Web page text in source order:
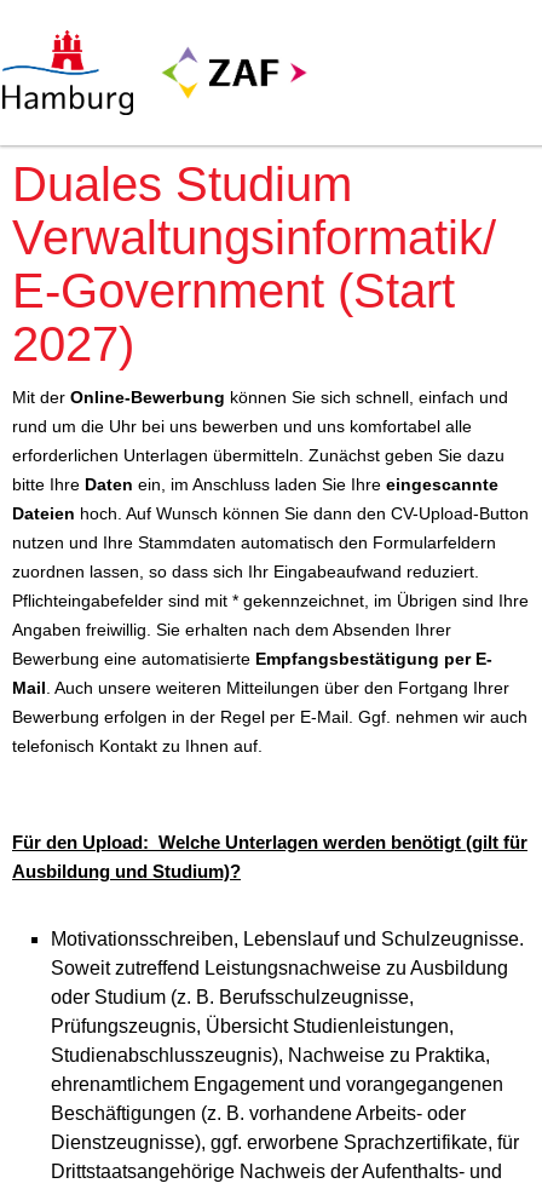
Duales Studium
Verwaltungsinformatik/
E-Government (Start
2027)
Mit der Online-Bewerbung können Sie sich schnell, einfach und
rund um die Uhr bei uns bewerben und uns komfortabel alle
erforderlichen Unterlagen übermitteln. Zunächst geben Sie dazu
bitte Ihre Daten ein, im Anschluss laden Sie Ihre eingescannte
Dateien hoch. Auf Wunsch können Sie dann den CV-Upload-Button
nutzen und Ihre Stammdaten automatisch den Formularfeldern
zuordnen lassen, so dass sich Ihr Eingabeaufwand reduziert.
Pflichteingabefelder sind mit * gekennzeichnet, im Übrigen sind Ihre
Angaben freiwillig. Sie erhalten nach dem Absenden Ihrer
Bewerbung eine automatisierte Empfangsbestätigung per E-
Mail . Auch unsere weiteren Mitteilungen über den Fortgang Ihrer
Bewerbung erfolgen in der Regel per E-Mail. Ggf. nehmen wir auch
telefonisch Kontakt zu Ihnen auf.
Für den Upload: Welche Unterlagen werden benötigt (gilt für
Ausbildung und Studium)?
Motivationsschreiben, Lebenslauf und Schulzeugnisse.
Soweit zutreffend Leistungsnachweise zu Ausbildung
oder Studium (z. B. Berufsschulzeugnisse,
Prüfungszeugnis, Übersicht Studienleistungen,
Studienabschlusszeugnis), Nachweise zu Praktika,
ehrenamtlichem Engagement und vorangegangenen
Beschäftigungen (z. B. vorhandene Arbeits- oder
Dienstzeugnisse), ggf. erworbene Sprachzertifikate, für
Drittstaatsangehörige Nachweis der Aufenthalts- und